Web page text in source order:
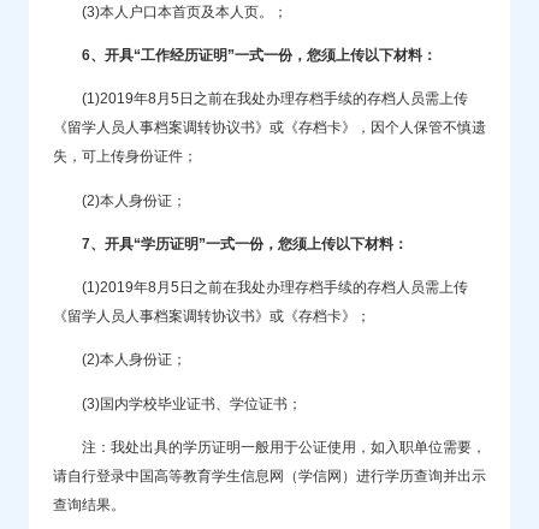
(3)本人户口本首页及本人页。；
6、开具“工作经历证明”一式一份，您须上传以下材料：
(1)2019年8月5日之前在我处办理存档手续的存档人员需上传
《留学人员人事档案调转协议书》或《存档卡》，因个人保管不慎遗
失，可上传身份证件；
(2)本人身份证；
7、开具“学历证明”一式一份，您须上传以下材料：
(1)2019年8月5日之前在我处办理存档手续的存档人员需上传
《留学人员人事档案调转协议书》或《存档卡》；
(2)本人身份证；
(3)国内学校毕业证书、学位证书；
注：我处出具的学历证明一般用于公证使用，如入职单位需要，
请自行登录中国高等教育学生信息网（学信网）进行学历查询并出示
查询结果。